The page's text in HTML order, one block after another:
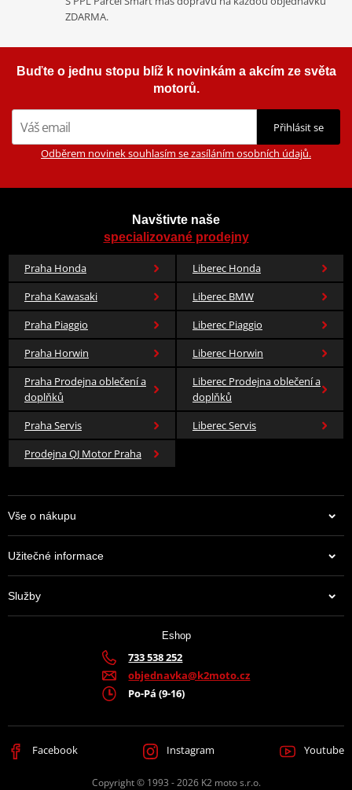
ZDARMA.
Buďte o jednu stopu blíž k novinkám a akcím ze světa
motorů.
Přihlásit se
Odběrem novinek souhlasím se zasíláním osobních údajů.
Navštivte naše
specializované prodejny
Praha Honda
Liberec Honda
Praha Kawasaki
Liberec BMW
Praha Piaggio
Liberec Piaggio
Praha Horwin
Liberec Horwin
Praha Prodejna oblečení a
doplňků
Liberec Prodejna oblečení a
doplňků
Praha Servis
Liberec Servis
Prodejna QJ Motor Praha
Vše o nákupu
Užitečné informace
Služby
Eshop
733 538 252
objednavka@k2moto.cz
Po-Pá (9-16)
Facebook Instagram Youtube
Copyright © 1993 - 2026 K2 moto s.r.o.